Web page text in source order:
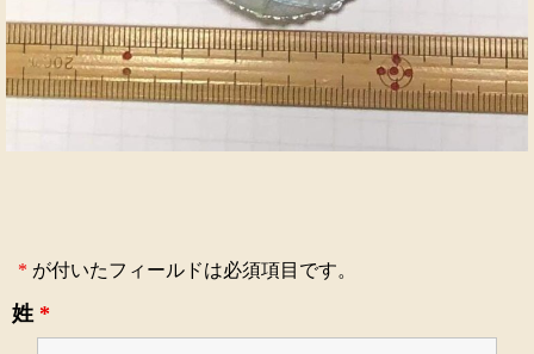
* が付いたフィールドは必須項目です。
姓 *